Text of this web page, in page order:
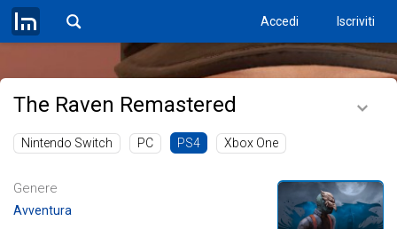
Accedi Iscriviti
The Raven Remastered
Nintendo Switch PC PS4 Xbox One
Genere
Avventura